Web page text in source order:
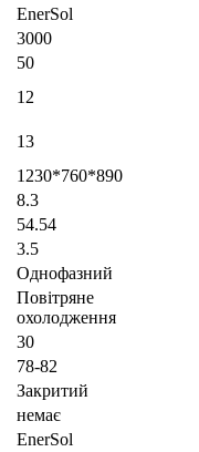
EnerSol
3000
50
12
13
1230*760*890
8.3
54.54
3.5
Однофазний
Повітряне
охолодження
30
78-82
Закритий
немає
EnerSol